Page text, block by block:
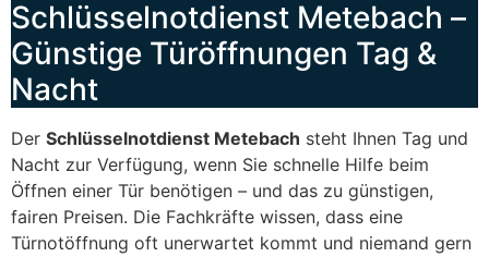
Schlüsselnotdienst Metebach –
Günstige Türöffnungen Tag &
Nacht
Der Schlüsselnotdienst Metebach steht Ihnen Tag und
Nacht zur Verfügung, wenn Sie schnelle Hilfe beim
Öffnen einer Tür benötigen – und das zu günstigen,
fairen Preisen. Die Fachkräfte wissen, dass eine
Türnotöffnung oft unerwartet kommt und niemand gern